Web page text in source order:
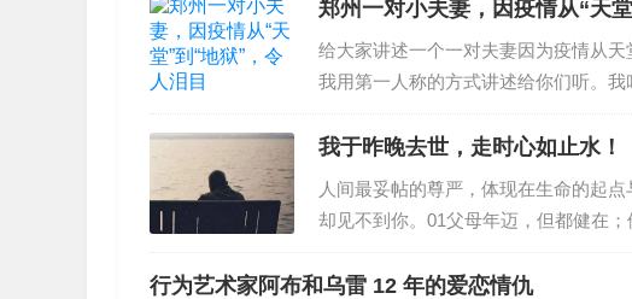
带笑颜。我们虽然不能掌握生命的长度，但可以改变生命的
对命运的心态。人的命运随着心态的好坏而改变。换个立场
以将愁容改…
郑州一对小夫妻，因疫情从“天
给大家讲述一个一对夫妻因为疫情从
我用第一人称的方式讲述给你们听。
着老家一个亲戚在郑州学习厨师，经
后来我在南四环一个小饭店里打工，主
不大，老板平时给我打打下手，忙起
上还可以。我老婆叫小白，来自周口
我于昨晚去世，走时心如止水！
人间最妥帖的尊严，体现在生命的起
却见不到你。01父母年迈，但都健在
相距不过一碗饭的距离；他们在马路
年的你，就可以放心了？！你错了。8
行为艺术家阿布和乌雷 12 年的爱恋情仇